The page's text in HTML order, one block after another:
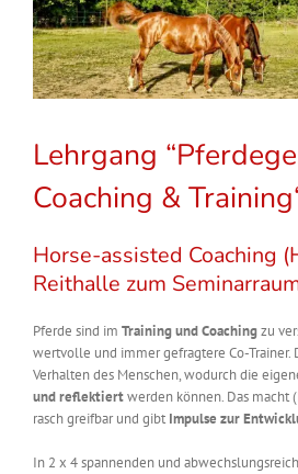
Lehrgang
Coaching &
Horse-assisted Coaching
Reithalle zum
Pferde sind im Training und Coachingzu
wertvolle und immer gefragtere Co-Trainer.
Verhalten des Menschen, wodurch die
und reflektiertwerden können. Das macht(
rasch greifbar und gibt Impulse zur
In 2 x 4 spannenden und